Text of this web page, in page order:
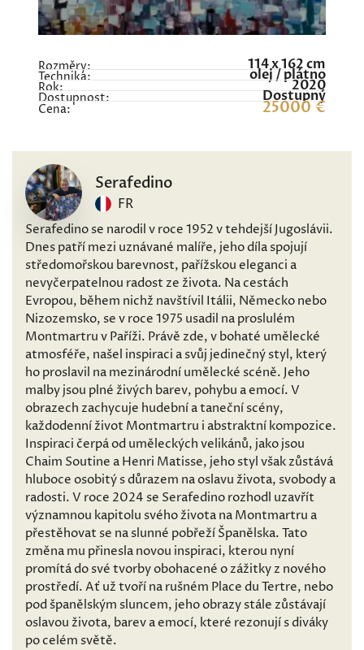
Rozměry: 114 x 162 cm
Technika: olej / plátno
Rok: 2020
Dostupnost: Dostupný
Cena: 25000 €
Serafedino
FR
Serafedino se narodil v roce 1952 v tehdejší Jugoslávii.
Dnes patří mezi uznávané malíře, jeho díla spojují
středomořskou barevnost, pařížskou eleganci a
nevyčerpatelnou radost ze života. Na cestách
Evropou, během nichž navštívil Itálii, Německo nebo
Nizozemsko, se v roce 1975 usadil na proslulém
Montmartru v Paříži. Právě zde, v bohaté umělecké
atmosféře, našel inspiraci a svůj jedinečný styl, který
ho proslavil na mezinárodní umělecké scéně. Jeho
malby jsou plné živých barev, pohybu a emocí. V
obrazech zachycuje hudební a taneční scény,
každodenní život Montmartru i abstraktní kompozice.
Inspiraci čerpá od uměleckých velikánů, jako jsou
Chaim Soutine a Henri Matisse, jeho styl však zůstává
hluboce osobitý s důrazem na oslavu života, svobody a
radosti. V roce 2024 se Serafedino rozhodl uzavřít
významnou kapitolu svého života na Montmartru a
přestěhovat se na slunné pobřeží Španělska. Tato
změna mu přinesla novou inspiraci, kterou nyní
promítá do své tvorby obohacené o zážitky z nového
prostředí. Ať už tvoří na rušném Place du Tertre, nebo
pod španělským sluncem, jeho obrazy stále zůstávají
oslavou života, barev a emocí, které rezonují s diváky
po celém světě.